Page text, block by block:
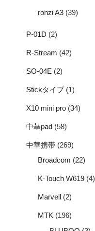
ronzi A3 (39)
P-01D (2)
R-Stream (42)
SO-04E (2)
Stickタイプ(1)
X10 mini pro (34)
中華pad (58)
中華携帯 (269)
Broadcom (22)
K-Touch W619 (4)
Marvell (2)
MTK (196)